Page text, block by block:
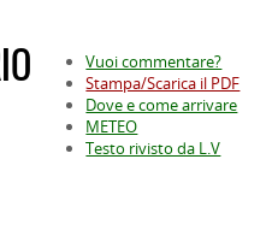
Vuoi commentare?
Stampa/Scarica il PDF
Dove e come arrivare
METEO
Testo rivisto da L.V